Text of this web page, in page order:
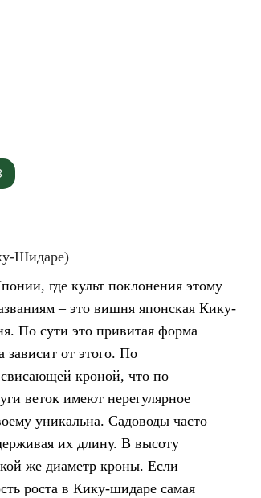
Шидаре)
где культ поклонения этому
– это вишня японская Кику-
По сути это привитая форма
от этого. По
свисающей кроной, что по
веток имеют нерегулярное
уникальна. Садоводы часто
их длину. В высоту
же диаметр кроны. Если
роста в Кику-шидаре самая